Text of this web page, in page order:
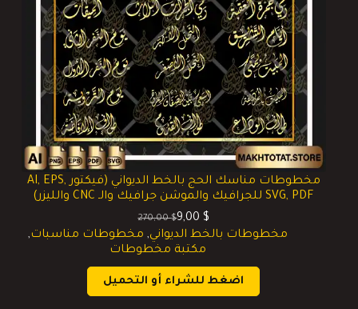
مخطوطات مناسك الحج بالخط الديواني (فيكتور AI, EPS,
SVG, PDF للجرافيك والموشن جرافيك والـ CNC والليزر)
270,00$السعر
الأصلي
هو:
270,00 $.
9,00 $
السعر
الحالي
هو:
9,00 $.
مخطوطات بالخط الديواني, مخطوطات مناسبات,
مكتبة مخطوطات
اضغط للشراء أو التحميل